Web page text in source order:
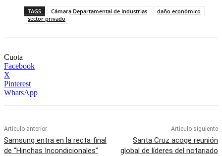
TAGS Cámara Departamental de Industrias
daño económico
sector privado
Cuota
Facebook
X
Pinterest
WhatsApp
Artículo anterior
Samsung entra en la recta final
de “Hinchas Incondicionales”
Artículo siguiente
Santa Cruz acoge reunión
global de líderes del notariado